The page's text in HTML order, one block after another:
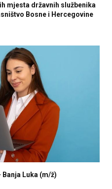
mjesta državnih službenika
Bosne i Hercegovine
Luka (m/ž)